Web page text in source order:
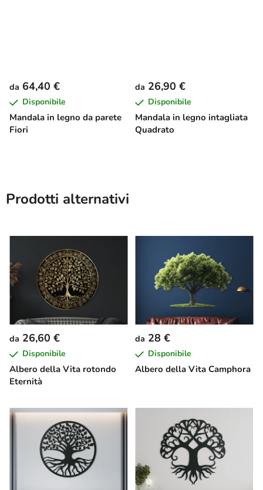
Mandala in legno da parete
Fiori
da 64,40 €
Disponibile
Mandala in legno intagliata
Quadrato
da 26,90 €
Disponibile
Prodotti alternativi
Albero della Vita rotondo
Eternità
da 26,60 €
Disponibile
Albero della Vita Camphora
da 28 €
Disponibile